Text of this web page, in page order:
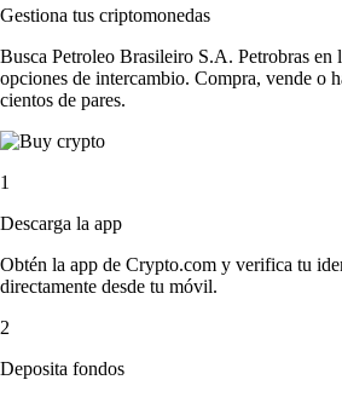
Gestiona tus criptomonedas
Busca Petroleo Brasileiro S.A. Petrobras en
opciones de intercambio. Compra, vende o
cientos de pares.
1
Descarga la app
Obtén la app de Crypto.com y verifica tu
directamente desde tu móvil.
2
Deposita fondos